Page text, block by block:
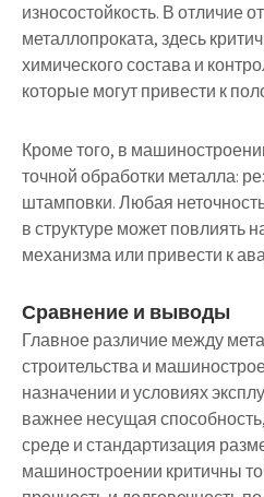
износостойкость. В отличие
металлопроката, здесь
химического состава и
которые могут привести к
Кроме того, в
точной обработки металла:
штамповки. Любая
в структуре может повлиять
механизма или привести к
Сравнение и выводы
Главное различие между
строительства и
назначении и условиях
важнее несущая
среде и стандартизация
машиностроении критичны